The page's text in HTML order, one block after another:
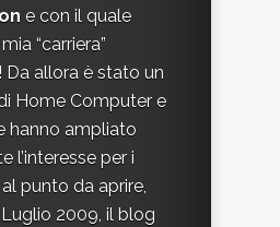
e con il quale
“carriera”
Da allora è stato un
Home Computer e
hanno ampliato
l’interesse per i
punto da aprire,
2009, il blog